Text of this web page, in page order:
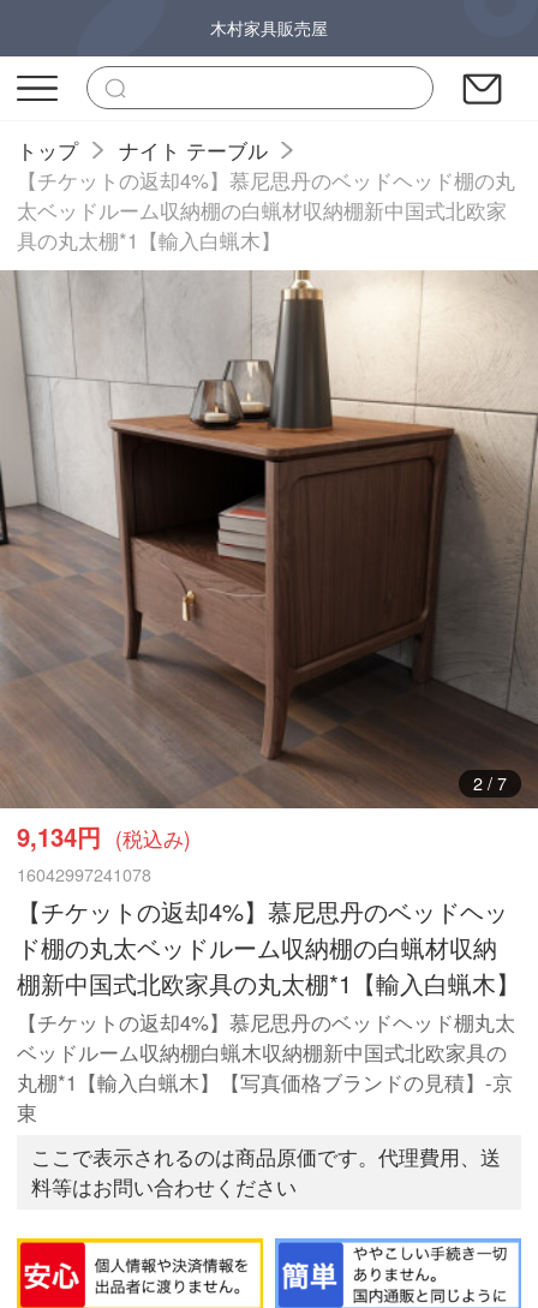
木村家具販売屋
トップ
ナイト テーブル
【チケットの返却4%】慕尼思丹のベッドヘッド棚の丸
太ベッドルーム収納棚の白蝋材収納棚新中国式北欧家
具の丸太棚*1【輸入白蝋木】
3/ 7
9,134円 (税込み)
16042997241078
【チケットの返却4%】慕尼思丹のベッドヘッ
ド棚の丸太ベッドルーム収納棚の白蝋材収納
棚新中国式北欧家具の丸太棚*1【輸入白蝋木】
【チケットの返却4%】慕尼思丹のベッドヘッド棚丸太
ベッドルーム収納棚白蝋木収納棚新中国式北欧家具の
丸棚*1【輸入白蝋木】【写真価格ブランドの見積】-京
東
ここで表示されるのは商品原価です。代理費用、送
料等はお問い合わせください